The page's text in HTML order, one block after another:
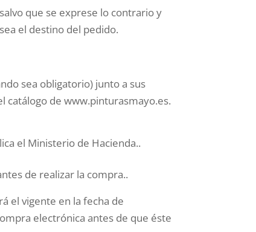
que se exprese lo contrario y
el destino del pedido.
sea obligatorio) junto a sus
catálogo de www.pinturasmayo.es.
el Ministerio de Hacienda..
de realizar la compra..
el vigente en la fecha de
electrónica antes de que éste